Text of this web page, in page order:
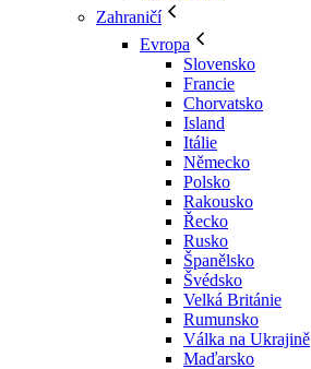
Zahraničí
Evropa
Slovensko
Francie
Chorvatsko
Island
Itálie
Německo
Polsko
Rakousko
Řecko
Rusko
Španělsko
Švédsko
Velká Británie
Rumunsko
Válka na Ukrajině
Maďarsko